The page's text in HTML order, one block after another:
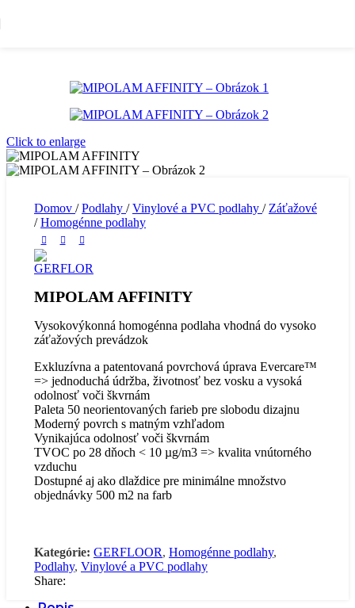
Click to enlarge
Domov / Podlahy / Vinylové a PVC podlahy / Záťažové
/ Homogénne podlahy
MIPOLAM AFFINITY
Vysokovýkonná homogénna podlaha vhodná do vysoko
záťažových prevádzok
Exkluzívna a patentovaná povrchová úprava Evercare™
=> jednoduchá údržba, životnosť bez vosku a vysoká
odolnosť voči škvrnám
Paleta 50 neorientovaných farieb pre slobodu dizajnu
Moderný povrch s matným vzhľadom
Vynikajúca odolnosť voči škvrnám
TVOC po 28 dňoch < 10 µg/m3 => kvalita vnútorného
vzduchu
Dostupné aj ako dlaždice pre minimálne množstvo
objednávky 500 m2 na farb
Kategórie: GERFLOOR, Homogénne podlahy,
Podlahy, Vinylové a PVC podlahy
Share: